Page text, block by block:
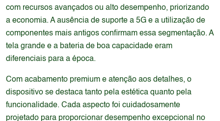
com recursos avançados ou alto desempenho, priorizando
a economia. A ausência de suporte a 5G e a utilização de
componentes mais antigos confirmam essa segmentação. A
tela grande e a bateria de boa capacidade eram
diferenciais para a época.
Com acabamento premium e atenção aos detalhes, o
dispositivo se destaca tanto pela estética quanto pela
funcionalidade. Cada aspecto foi cuidadosamente
projetado para proporcionar desempenho excepcional no